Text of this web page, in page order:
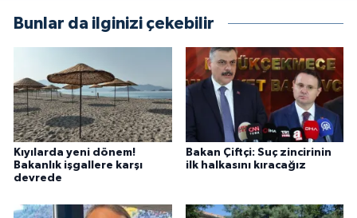
Bunlar da ilginizi çekebilir
Kıyılarda yeni dönem!
Bakanlık işgallere karşı
devrede
Bakan Çiftçi: Suç zincirinin
ilk halkasını kıracağız